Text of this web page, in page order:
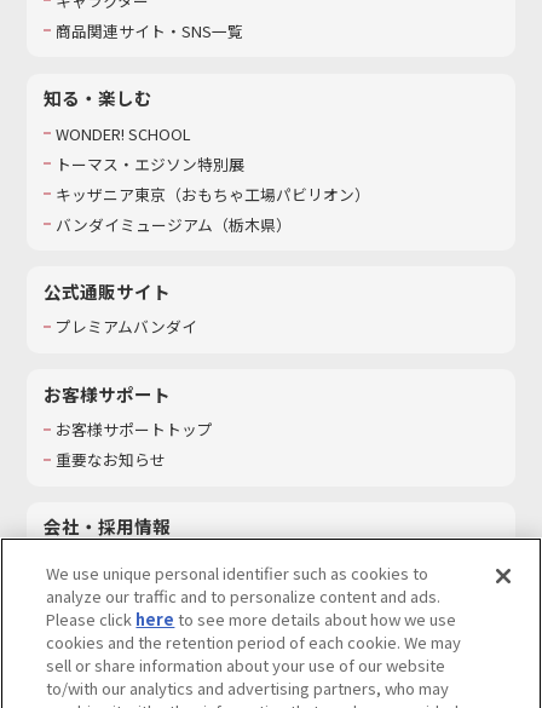
商品関連サイト・SNS一覧
知る・楽しむ
WONDER! SCHOOL
トーマス・エジソン特別展
キッザニア東京（おもちゃ工場パビリオン）​
バンダイミュージアム（栃木県）
公式通販サイト
プレミアムバンダイ
お客様サポート
お客様サポートトップ
重要なお知らせ
会社・採用情報
採用情報
サステナビリティ
お問い合わせ
We use unique personal identifier such as cookies to
analyze our traffic and to personalize content and ads.
Please click here to see more details about how we use
cookies and the retention period of each cookie. We may
sell or share information about your use of our website
to/with our analytics and advertising partners, who may